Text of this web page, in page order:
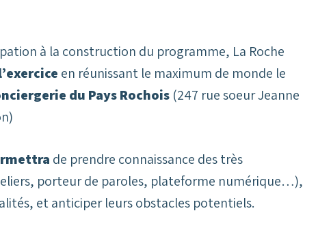
à la construction du programme, La Roche
en réunissant le maximum de monde le
du Pays Rochois (247 rue soeur Jeanne
de prendre connaissance des très
porteur de paroles, plateforme numérique…),
et anticiper leurs obstacles potentiels.